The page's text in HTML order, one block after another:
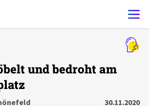
und bedroht am
30.11.2020